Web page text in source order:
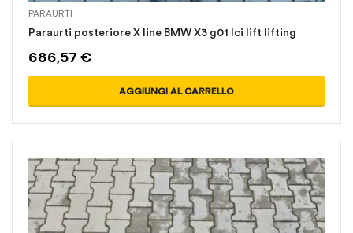
PARAURTI
Paraurti posteriore X line BMW X3 g01 lci lift lifting
686,57 €
AGGIUNGI AL CARRELLO